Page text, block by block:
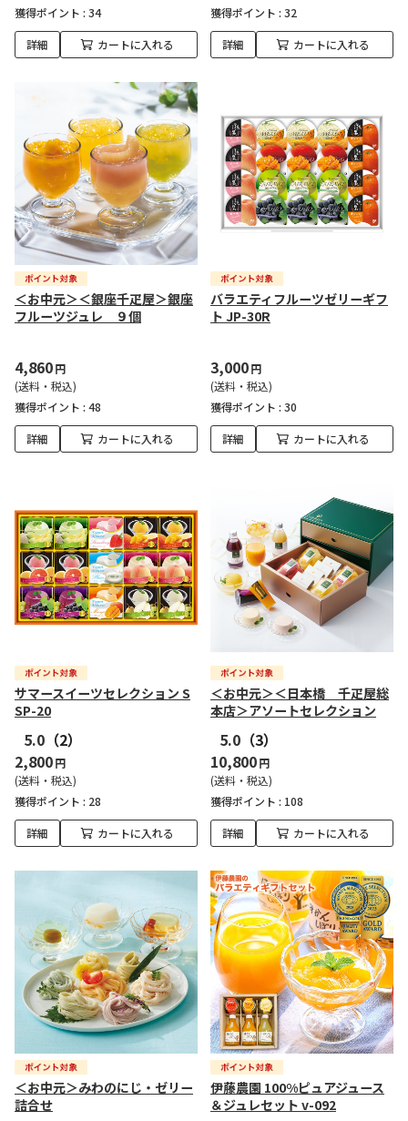
獲得ポイント : 34
詳細 カートに入れる
獲得ポイント : 32
詳細 カートに入れる
＜お中元＞＜銀座千疋屋＞銀座
フルーツジュレ ９個
4,860円
(送料・税込)
獲得ポイント : 48
詳細 カートに入れる
バラエティフルーツゼリーギフ
ト JP-30R
3,000円
(送料・税込)
獲得ポイント : 30
詳細 カートに入れる
サマースイーツセレクション S
SP-20
5.0 （2）
2,800円
(送料・税込)
獲得ポイント : 28
詳細 カートに入れる
＜お中元＞＜日本橋 千疋屋総
本店＞アソートセレクション
5.0 （3）
10,800円
(送料・税込)
獲得ポイント : 108
詳細 カートに入れる
＜お中元＞みわのにじ・ゼリー
詰合せ
伊藤農園 100%ピュアジュース
＆ジュレセット v-092